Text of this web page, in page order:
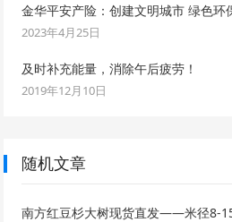
金华平安产险：创建文明城市 绿色环
2023年4月25日
及时补充能量，消除午后疲劳！
2019年12月10日
随机文章
南方红豆杉大树现货直发——米径8-